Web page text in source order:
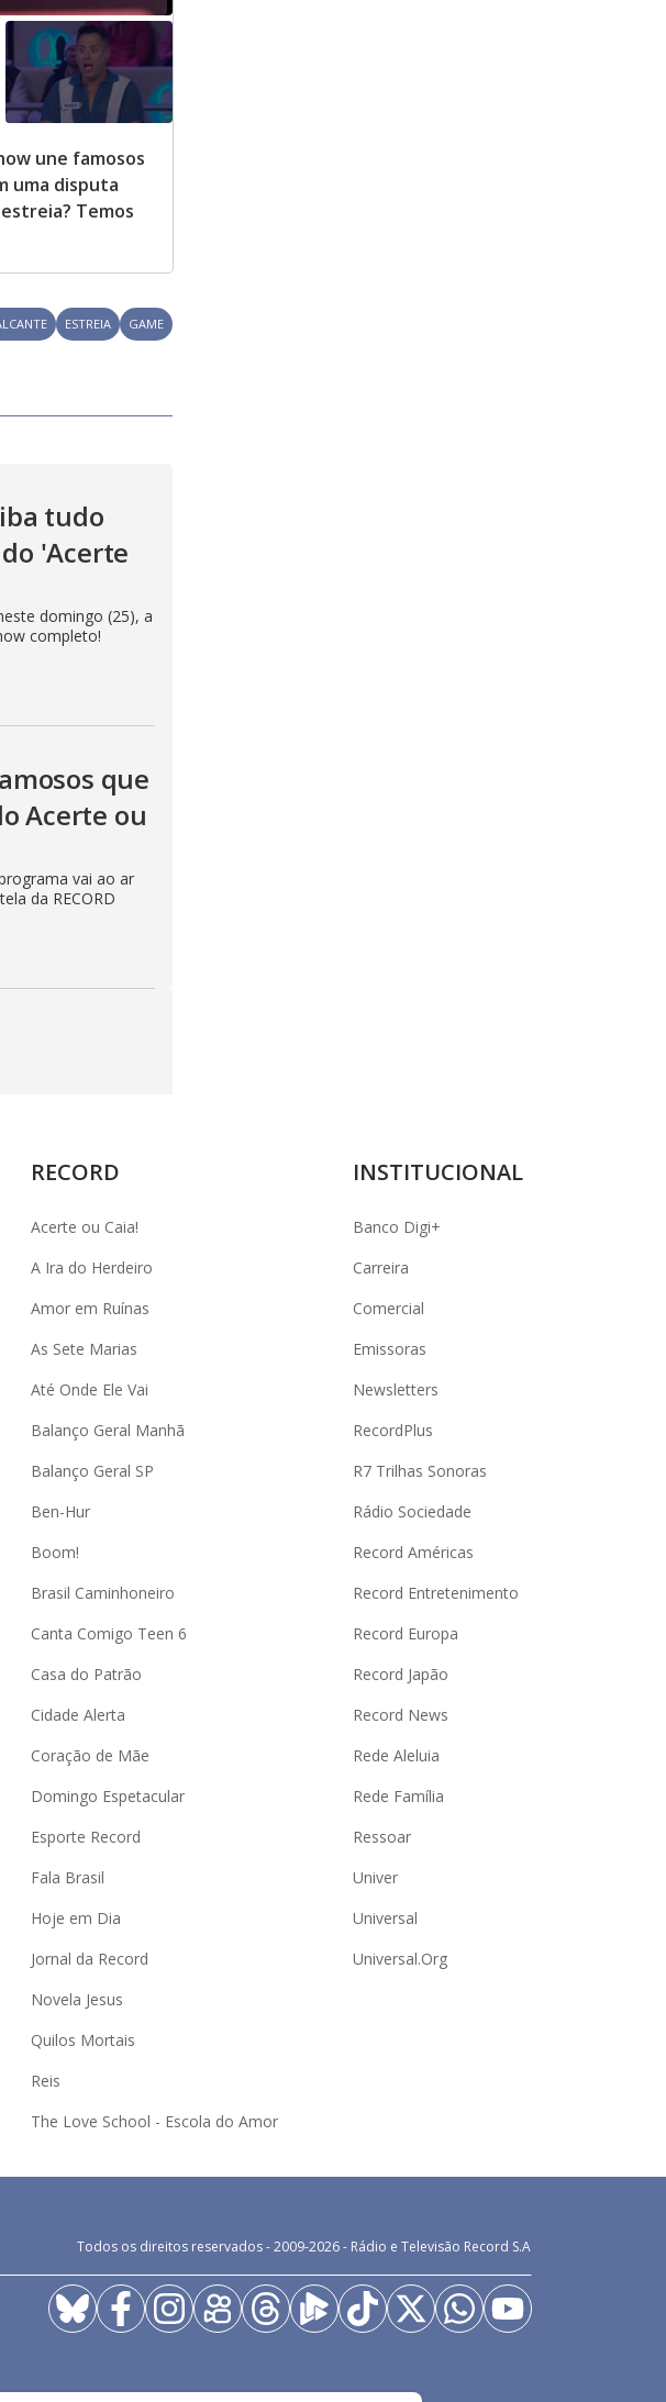
une famosos
uma disputa
Temos
ESTREIA GAME
tudo
'Acerte
domingo (25), a
completo!
que
Acerte ou
vai ao ar
da RECORD
RECORD
Acerte ou Caia!
A Ira do Herdeiro
Amor em Ruínas
As Sete Marias
Até Onde Ele Vai
Balanço Geral Manhã
Balanço Geral SP
Ben-Hur
Boom!
Brasil Caminhoneiro
Canta Comigo Teen 6
Casa do Patrão
Cidade Alerta
Coração de Mãe
Domingo Espetacular
Esporte Record
Fala Brasil
Hoje em Dia
Jornal da Record
Novela Jesus
Quilos Mortais
Reis
The Love School - Escola do Amor
INSTITUCIONAL
Banco Digi+
Carreira
Comercial
Emissoras
Newsletters
RecordPlus
R7 Trilhas Sonoras
Rádio Sociedade
Record Américas
Record Entretenimento
Record Europa
Record Japão
Record News
Rede Aleluia
Rede Família
Ressoar
Univer
Universal
Universal.Org
Todos os direitos reservados - 2009-2026- Rádio e Televisão Record S.A